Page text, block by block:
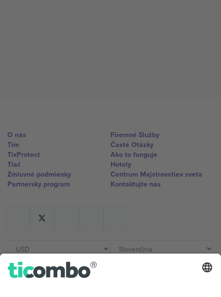
O nás
Tím
TixProtect
Tlač
Zmluvné podmienky
Partnerský program
Firemné Služby
Časté Otázky
Ako to funguje
Hotely
Centrum Majstrovstiev sveta
Kontaktujte nás